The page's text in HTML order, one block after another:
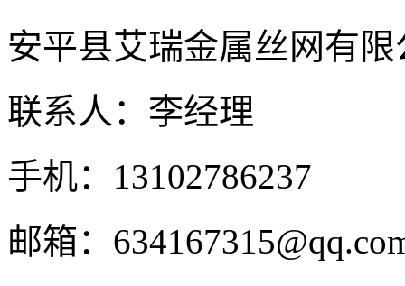
安平县艾瑞金属丝网有限
联系人：李经理
手机：13102786237
邮箱：